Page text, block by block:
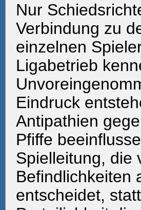
Nur
Verbindung zu
einzelnen
Ligabetrieb
Eindruck
Antipathien
Pfiffe
Spielleitung, die
Befindlichkeiten
entscheidet,